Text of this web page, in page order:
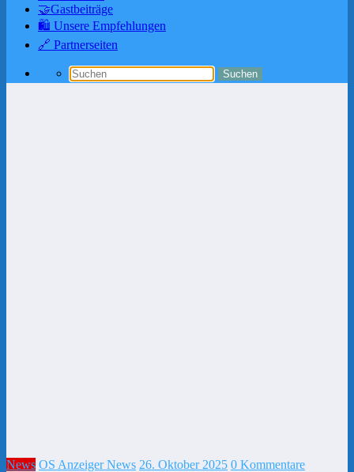
🤝Gastbeiträge
🛍️ Unsere Empfehlungen
🔗 Partnerseiten
News OS Anzeiger News 26. Oktober 2025 0 Kommentare